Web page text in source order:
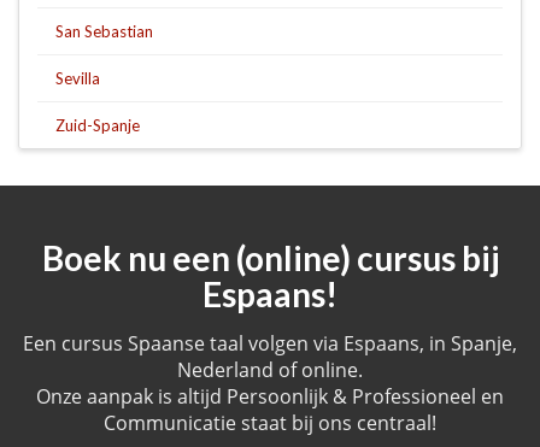
San Sebastian
Sevilla
Zuid-Spanje
Boek nu een (online) cursus bij
Espaans!
Een cursus Spaanse taal volgen via Espaans, in Spanje,
Nederland of online.
Onze aanpak is altijd Persoonlijk & Professioneel en
Communicatie staat bij ons centraal!